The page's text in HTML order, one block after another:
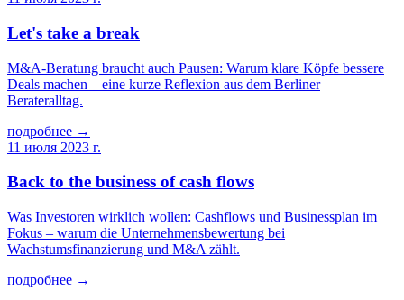
Let's take a break
M&A-Beratung braucht auch Pausen: Warum klare Köpfe bessere
Deals machen – eine kurze Reflexion aus dem Berliner
Berateralltag.
подробнее →
11 июля 2023 г.
Back to the business of cash flows
Was Investoren wirklich wollen: Cashflows und Businessplan im
Fokus – warum die Unternehmensbewertung bei
Wachstumsfinanzierung und M&A zählt.
подробнее →